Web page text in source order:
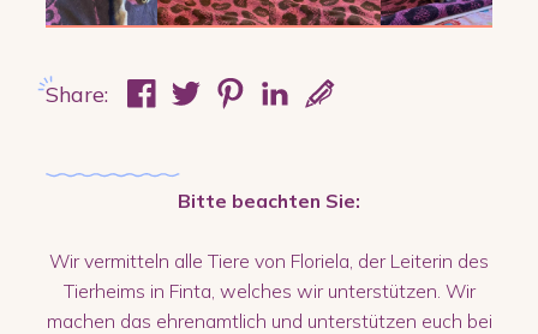
Share:
Bitte beachten Sie:
Wir vermitteln alle Tiere von Floriela, der Leiterin des
Tierheims in Finta, welches wir unterstützen. Wir
machen das ehrenamtlich und unterstützen euch bei